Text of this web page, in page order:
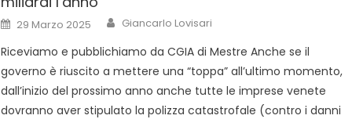
29 Marzo 2025 Giancarlo Lovisari
Riceviamo e pubblichiamo da CGIA di Mestre Anche se il
governo è riuscito a mettere una “toppa” all’ultimo momento,
dall’inizio del prossimo anno anche tutte le imprese venete
dovranno aver stipulato la polizza catastrofale (contro i danni